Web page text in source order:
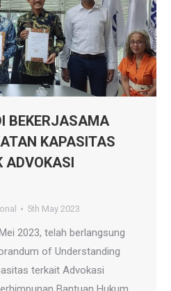
BEKERJASAMA
KAPASITAS
ADVOKASI
5th May 2023
2023, telah berlangsung
of Understanding
terkait Advokasi